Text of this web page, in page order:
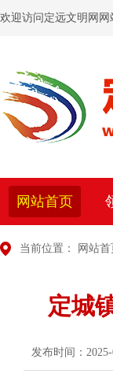
欢迎访问定远文明网网
网站首页
当前位置： 网站首
定城
发布时间：